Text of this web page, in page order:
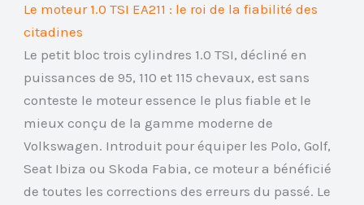
Le moteur 1.0 TSI EA211 : le roi de la fiabilité des
citadines
Le petit bloc trois cylindres 1.0 TSI, décliné en
puissances de 95, 110 et 115 chevaux, est sans
conteste le moteur essence le plus fiable et le
mieux conçu de la gamme moderne de
Volkswagen. Introduit pour équiper les Polo, Golf,
Seat Ibiza ou Skoda Fabia, ce moteur a bénéficié
de toutes les corrections des erreurs du passé. Le